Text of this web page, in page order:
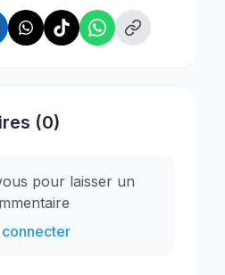
(0)
pour laisser un